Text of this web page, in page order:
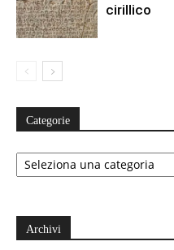
cirillico
Categorie
Categorie
Archivi